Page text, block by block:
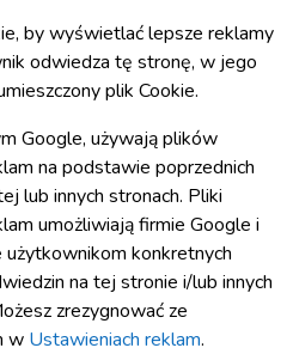
by wyświetlać lepsze reklamy
odwiedza tę stronę, w jego
plik Cookie.
Google, używają plików
na podstawie poprzednich
lub innych stronach. Pliki
umożliwiają firmie Google i
konkretnych
na tej stronie i/lub innych
zrezygnować ze
w Ustawieniach reklam.